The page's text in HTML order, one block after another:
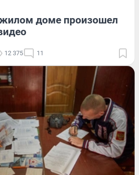
доме произошел
12 375 11